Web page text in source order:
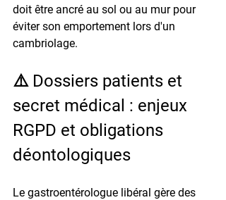
doit être ancré au sol ou au mur pour
éviter son emportement lors d'un
cambriolage.
⚠️ Dossiers patients et
secret médical : enjeux
RGPD et obligations
déontologiques
Le gastroentérologue libéral gère des